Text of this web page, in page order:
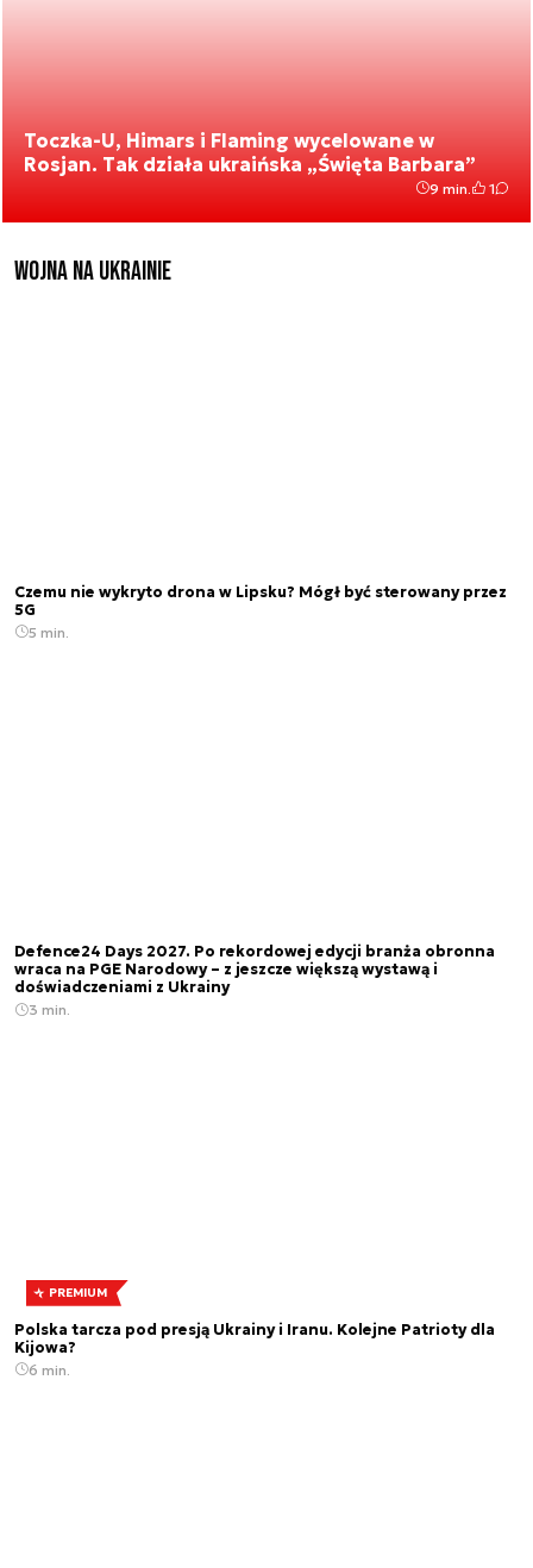
Toczka-U, Himars i Flaming wycelowane w
Rosjan. Tak działa ukraińska „Święta Barbara”
9 min. 1
Wojna na Ukrainie
Czemu nie wykryto drona w Lipsku? Mógł być sterowany przez
5G
5 min.
Defence24 Days 2027. Po rekordowej edycji branża obronna
wraca na PGE Narodowy – z jeszcze większą wystawą i
doświadczeniami z Ukrainy
3 min.
PREMIUM
Polska tarcza pod presją Ukrainy i Iranu. Kolejne Patrioty dla
Kijowa?
6 min.